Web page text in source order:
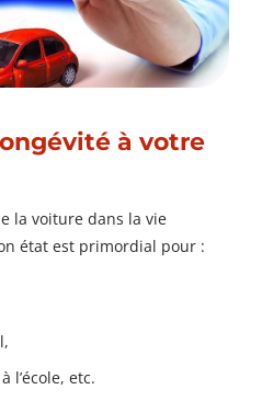
à votre
la voiture dans la vie
état est primordial pour :
l’école, etc.